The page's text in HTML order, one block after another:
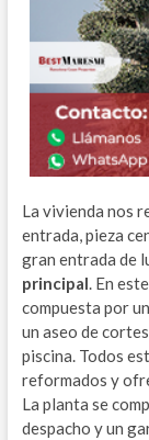
La vivienda nos
entrada, pieza
gran entrada de
principal. En
compuesta por
un aseo de
piscina. Todos
reformados y
La planta se
despacho y un